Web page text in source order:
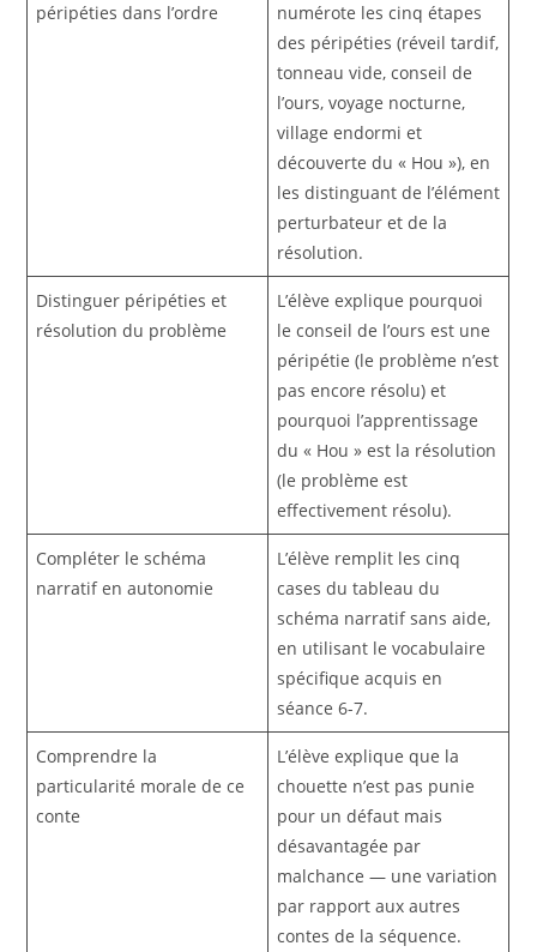
péripéties dans l’ordre
numérote les cinq étapes
des péripéties (réveil tardif,
tonneau vide, conseil de
l’ours, voyage nocturne,
village endormi et
découverte du « Hou »), en
les distinguant de l’élément
perturbateur et de la
résolution.
Distinguer péripéties et
résolution du problème
L’élève explique pourquoi
le conseil de l’ours est une
péripétie (le problème n’est
pas encore résolu) et
pourquoi l’apprentissage
du « Hou » est la résolution
(le problème est
effectivement résolu).
Compléter le schéma
narratif en autonomie
L’élève remplit les cinq
cases du tableau du
schéma narratif sans aide,
en utilisant le vocabulaire
spécifique acquis en
séance 6-7.
Comprendre la
particularité morale de ce
conte
L’élève explique que la
chouette n’est pas punie
pour un défaut mais
désavantagée par
malchance — une variation
par rapport aux autres
contes de la séquence.